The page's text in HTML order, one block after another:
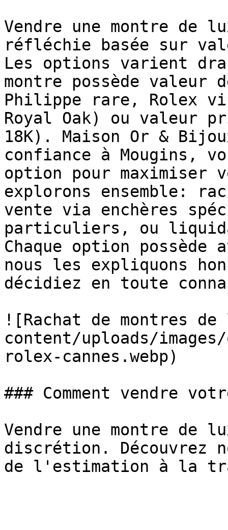
Vendre une montre de
réfléchie basée sur
Les options varient
montre possède valeur
Philippe rare, Rolex
Royal Oak) ou valeur
18K). Maison Or &
confiance à Mougins,
option pour maximiser
explorons ensemble:
vente via enchères
particuliers, ou
Chaque option possède
nous les expliquons
décidiez en toute
![Rachat de montres
content/uploads/
rolex-cannes.webp)
### Comment vendre
Vendre une montre de
discrétion. Découvrez
de l'estimation à la